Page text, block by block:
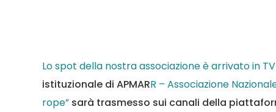
Lo spot della nostra associazione è arrivato in
istituzionale di APMARR – Associazione
rope” sarà trasmesso sui canali della